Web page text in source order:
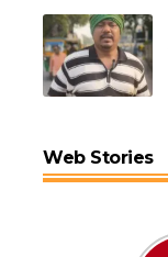
Web Stories